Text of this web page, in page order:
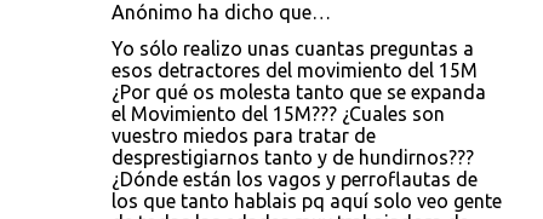
Anónimo ha dicho que…
Yo sólo realizo unas cuantas preguntas a
esos detractores del movimiento del 15M
¿Por qué os molesta tanto que se expanda
el Movimiento del 15M??? ¿Cuales son
vuestro miedos para tratar de
desprestigiarnos tanto y de hundirnos???
¿Dónde están los vagos y perroflautas de
los que tanto hablais pq aquí solo veo gente